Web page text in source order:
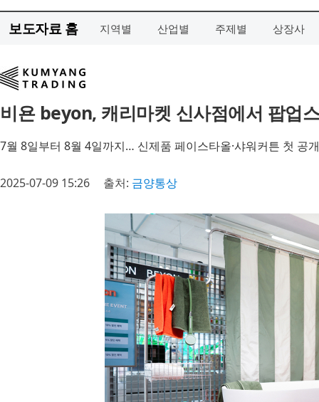
보도자료 홈 지역별 산업별 주제별 상장사
비욘 beyon, 캐리마켓 신사점에서 팝업
7월 8일부터 8월 4일까지… 신제품 페이스타올·샤워커튼 첫 공개
2025-07-09 15:26 출처: 금양통상